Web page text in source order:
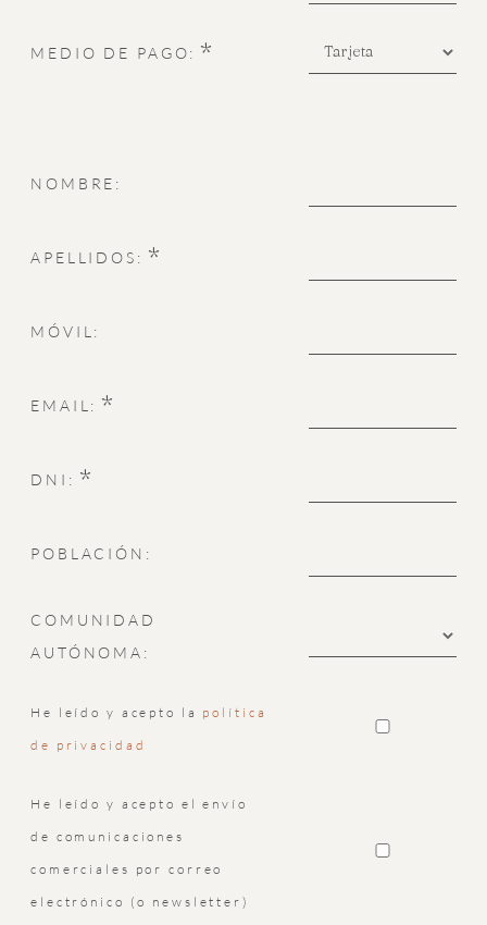
MEDIO DE PAGO: *
NOMBRE:
APELLIDOS: *
MÓVIL:
EMAIL: *
DNI: *
POBLACIÓN:
COMUNIDAD
AUTÓNOMA:
He leído y acepto la política
de privacidad
He leído y acepto el envío
de comunicaciones
comerciales por correo
electrónico (o newsletter)